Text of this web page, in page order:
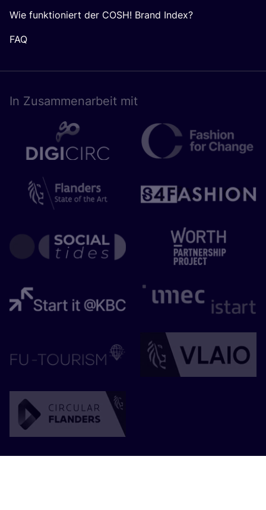
Wie funktioniert der COSH! Brand Index?
FAQ
In Zusam­men­ar­beit mit